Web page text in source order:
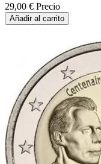
29,00 € Precio
Añadir al carrito